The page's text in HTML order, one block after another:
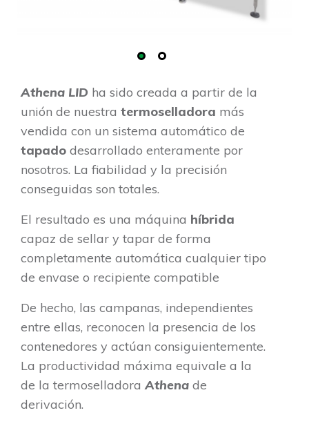
Athena LID ha sido creada a partir de la
unión de nuestra termoselladora más
vendida con un sistema automático de
tapado desarrollado enteramente por
nosotros. La fiabilidad y la precisión
conseguidas son totales.
El resultado es una máquina híbrida
capaz de sellar y tapar de forma
completamente automática cualquier tipo
de envase o recipiente compatible
De hecho, las campanas, independientes
entre ellas, reconocen la presencia de los
contenedores y actúan consiguientemente.
La productividad máxima equivale a la
de la termoselladoraAthena de
derivación.